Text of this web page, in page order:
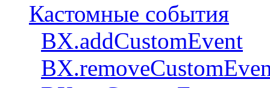
Кастомные события
BX.addCustomEvent